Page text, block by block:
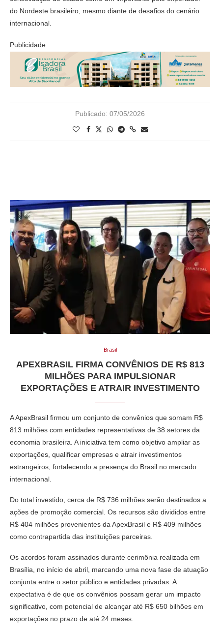
do Nordeste brasileiro, mesmo diante de desafios do cenário
internacional.
Publicidade
Publicado: 07/05/2026
Brasil
APEXBRASIL FIRMA CONVÊNIOS DE R$ 813
MILHÕES PARA IMPULSIONAR
EXPORTAÇÕES E ATRAIR INVESTIMENTO
AApexBrasil firmou um conjunto de convênios que somam R$
813 milhões com entidades representativas de 38 setores da
economia brasileira. A iniciativa tem como objetivo ampliar as
exportações, qualificar empresas e atrair investimentos
estrangeiros, fortalecendo a presença do Brasil no mercado
internacional.
Do total investido, cerca de R$ 736 milhões serão destinados a
ações de promoção comercial. Os recursos são divididos entre
R$ 404 milhões provenientes da ApexBrasil e R$ 409 milhões
como contrapartida das instituições parceiras.
Os acordos foram assinados durante cerimônia realizada em
Brasília, no início de abril, marcando uma nova fase de atuação
conjunta entre o setor público e entidades privadas. A
expectativa é de que os convênios possam gerar um impacto
significativo, com potencial de alcançar até R$ 650 bilhões em
exportações no prazo de até 24 meses.